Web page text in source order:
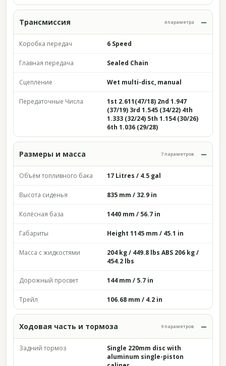
Трансмиссия 4 параметра
Коробка передач 6 Speed
Главная передача Sealed Chain
Сцепление Wet multi-disc, manual
Передаточные Числа
1st 2.611(47/18) 2nd 1.947
(37/19) 3rd 1.545 (34/22) 4th
1.333 (32/24) 5th 1.154 (30/26)
6th 1.036 (29/28)
Размеры и масса 7 параметров
Объём топливного бака 17 Litres / 4.5 gal
Высота сиденья 835 mm / 32.9 in
Колёсная база 1440 mm / 56.7 in
Габариты Height 1145 mm / 45.1 in
Масса с жидкостями
204 kg / 449.8 lbs ABS 206 kg /
454.2 lbs
Дорожный просвет 144 mm / 5.7 in
Трейл 106.68 mm / 4.2 in
Ходовая часть и тормоза 9 параметров
Задний тормоз
Single 220mm disc with
aluminum single-piston